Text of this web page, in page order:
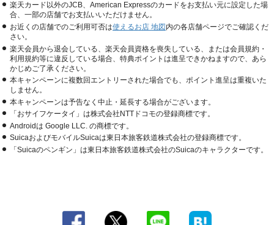
楽天カード以外のJCB、American Expressのカードをお支払い元に設定した場
合、一部の店舗でお支払いいただけません。
お近くの店舗でのご利用可否は使えるお店 地図 内の各店舗ページでご確認くだ
さい。
楽天会員から退会している、楽天会員資格を喪失している、または会員規約・
利用規約等に違反している場合、特典ポイントは進呈できかねますので、あら
かじめご了承ください。
本キャンペーンに複数回エントリーされた場合でも、ポイント進呈は重複いた
しません。
本キャンペーンは予告なく中止・延長する場合がございます。
「おサイフケータイ」は株式会社NTTドコモの登録商標です。
Androidは Google LLC. の商標です。
SuicaおよびモバイルSuicaは東日本旅客鉄道株式会社の登録商標です。
「Suicaのペンギン」は東日本旅客鉄道株式会社のSuicaのキャラクターです。